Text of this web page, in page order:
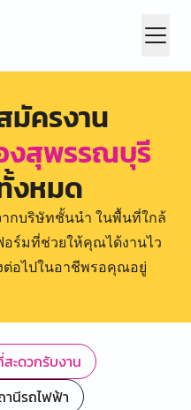
มัครงาน
งสุพรรณบุรี
งหมด
กบริษัทชั้นนำ ในพื้นที่ใกล้
ร์มที่ช่วยให้คุณได้งานไว
ต่อไปในอาชีพรอคุณอยู่
ะดวกรับงาน
นีรถไฟฟ้า